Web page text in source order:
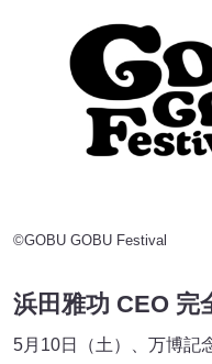
©GOBU GOBU Festival
浜田雅功 CEO 完
5月10日（土）、万博記